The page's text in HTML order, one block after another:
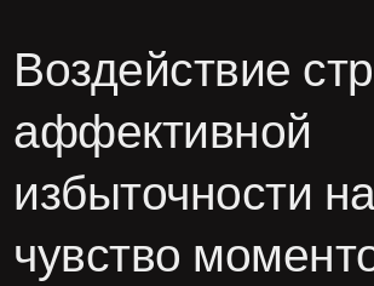
Воздействие
аффективной
избыточности
чувство